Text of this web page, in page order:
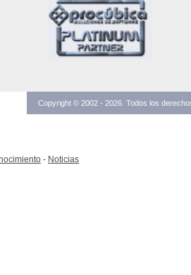
Copyright © 2002 - 2026. Todos los
- Noticias